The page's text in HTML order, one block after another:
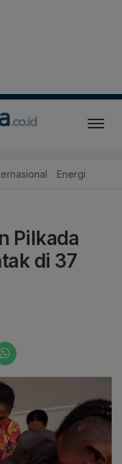
Energi
Pilkada
di 37